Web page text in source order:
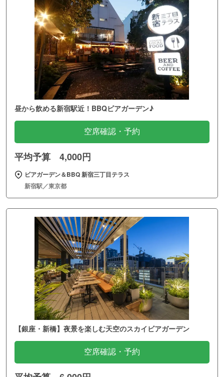
昼から飲める新宿駅近！BBQビアガーデン♪
空席確認・予約
平均予算 4,000円
ビアガーデン＆BBQ 新宿三丁目テラス
新宿駅／東京都
【銀座・新橋】夜景を楽しむ天空のスカイビアガーデン
空席確認・予約